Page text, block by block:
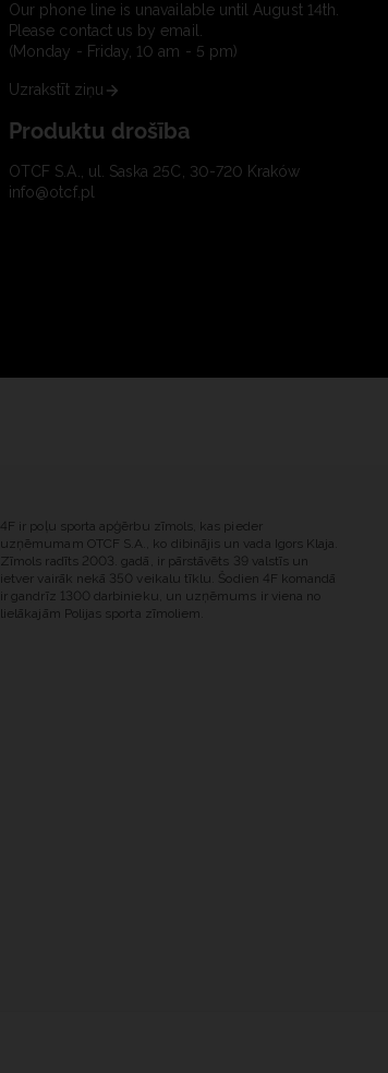
Our phone line is unavailable until August 14th.
Please contact us by email.
(Monday - Friday, 10 am - 5 pm)
Uzrakstīt ziņu
Produktu drošība
OTCF S.A., ul. Saska 25C, 30-720 Kraków
info@otcf.pl
4F ir poļu sporta apģērbu zīmols, kas pieder
uzņēmumam OTCF S.A., ko dibinājis un vada Igors Klaja.
Zīmols radīts 2003. gadā, ir pārstāvēts 39 valstīs un
ietver vairāk nekā 350 veikalu tīklu. Šodien 4F komandā
ir gandrīz 1300 darbinieku, un uzņēmums ir viena no
lielākajām Polijas sporta zīmoliem.